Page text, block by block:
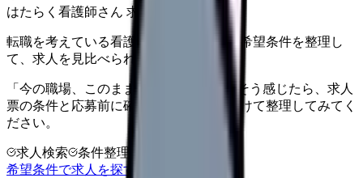
はたらく看護師さん 求人
転職を考えている看護師さんへ。まずは希望条件を整理し
て、求人を見比べられます。
「今の職場、このままでいいのかな...」そう感じたら、求人
票の条件と応募前に確認したい不安を分けて整理してみてく
ださい。
求人検索 条件整理
希望条件で求人を探す